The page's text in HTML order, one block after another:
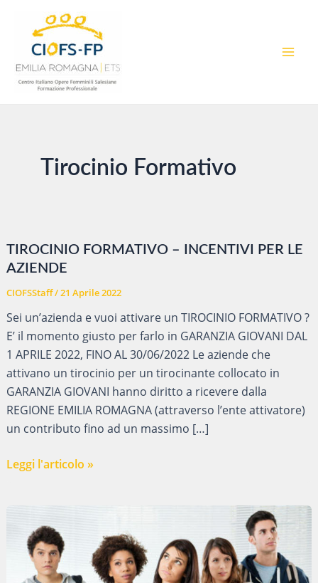
contenuto
Tirocinio Formativo
TIROCINIO FORMATIVO – INCENTIVI PER LE
AZIENDE
CIOFSStaff/21 Aprile 2022
Sei un’azienda e vuoi attivare un TIROCINIO FORMATIVO ?
E’ il momento giusto per farlo in GARANZIA GIOVANI DAL
1 APRILE 2022, FINO AL 30/06/2022 Le aziende che
attivano un tirocinio per un tirocinante collocato in
GARANZIA GIOVANI hanno diritto a ricevere dalla
REGIONE EMILIA ROMAGNA (attraverso l’ente attivatore)
un contributo fino ad un massimo […]
TIROCINIO
AZIENDE
Leggi l'articolo »